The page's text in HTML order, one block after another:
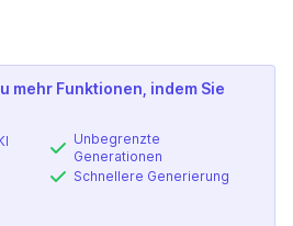
mehr Funktionen, indem Sie
Unbegrenzte
Generationen
Schnellere Generierung